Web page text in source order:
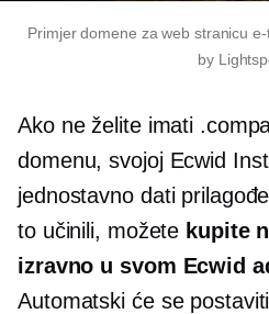
Primjer domene za web stranicu
by
Ako ne želite imati
domenu, svojoj Ecwid
jednostavno dati
to učinili, možete kupite
izravno u svom Ecwid
Automatski će se